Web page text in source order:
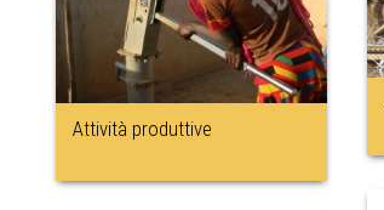
Attività produttive